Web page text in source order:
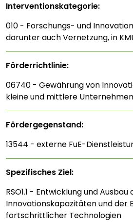
Interventions­kategorie:
010 - Forschungs- und
darunter auch Vernetzung, in
Förderrichtlinie:
06740 - Gewährung von
kleine und mittlere Unternehmen
Fördergegenstand:
13544 - externe FuE-
Spezifisches Ziel:
RSO1.1 - Entwicklung und
Innovationskapazitäten und der
fortschrittlicher Technologien